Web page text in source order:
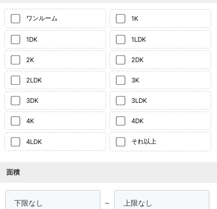
ワンルーム 1K
1DK 1LDK
2K 2DK
2LDK 3K
3DK 3LDK
4K 4DK
4LDK それ以上
面積
～